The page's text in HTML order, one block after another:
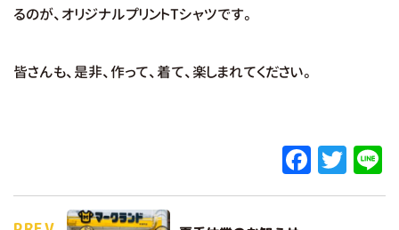
るのが、オリジナルプリントTシャツです。
皆さんも、是非、作って、着て、楽しまれてください。
F
a
T
w n